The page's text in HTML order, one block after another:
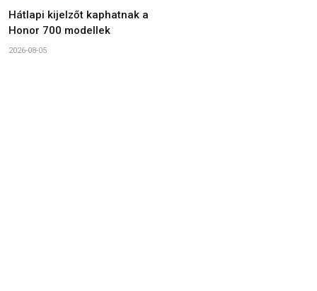
Hátlapi kijelzőt kaphatnak a
Honor 700 modellek
2026-08-05